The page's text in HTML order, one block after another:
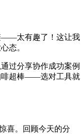
——太有趣了！这让我
态。
过分享协作成功案例
啡超棒——选对工具就
喜。回顾今天的分